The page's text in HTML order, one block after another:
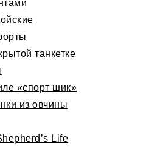
танкетке
«спорт шик»
из овчины
Life